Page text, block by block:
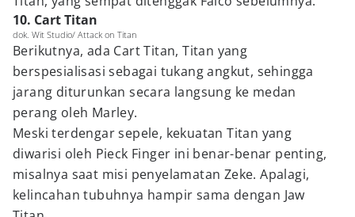
10. Cart Titan
dok. Wit Studio/ Attack on Titan
Berikutnya, ada Cart Titan, Titan yang
berspesialisasi sebagai tukang angkut, sehingga
jarang diturunkan secara langsung ke medan
perang oleh Marley.
Meski terdengar sepele, kekuatan Titan yang
diwarisi oleh Pieck Finger ini benar-benar penting,
misalnya saat misi penyelamatan Zeke. Apalagi,
kelincahan tubuhnya hampir sama dengan Jaw